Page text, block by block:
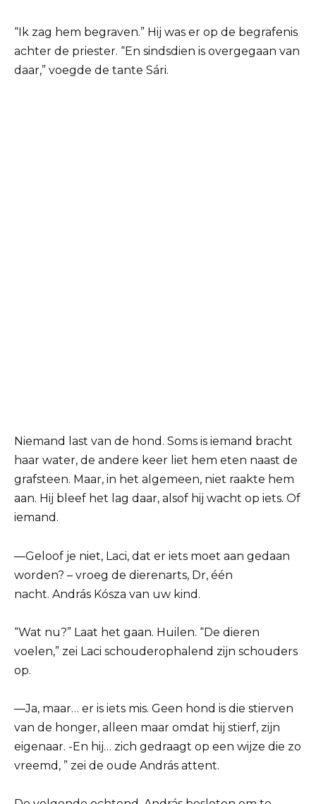
“Ik zag hem begraven.” Hij was er op de begrafenis
achter de priester. “En sindsdien is overgegaan van
daar,” voegde de tante Sári.
Niemand last van de hond. Soms is iemand bracht
haar water, de andere keer liet hem eten naast de
grafsteen. Maar, in het algemeen, niet raakte hem
aan. Hij bleef het lag daar, alsof hij wacht op iets. Of
iemand.
—Geloof je niet, Laci, dat er iets moet aan gedaan
worden? – vroeg de dierenarts, Dr, één
nacht. András Kósza van uw kind.
“Wat nu?” Laat het gaan. Huilen. “De dieren
voelen,” zei Laci schouderophalend zijn schouders
op.
—Ja, maar… er is iets mis. Geen hond is die stierven
van de honger, alleen maar omdat hij stierf, zijn
eigenaar. -En hij… zich gedraagt op een wijze die zo
vreemd, ” zei de oude András attent.